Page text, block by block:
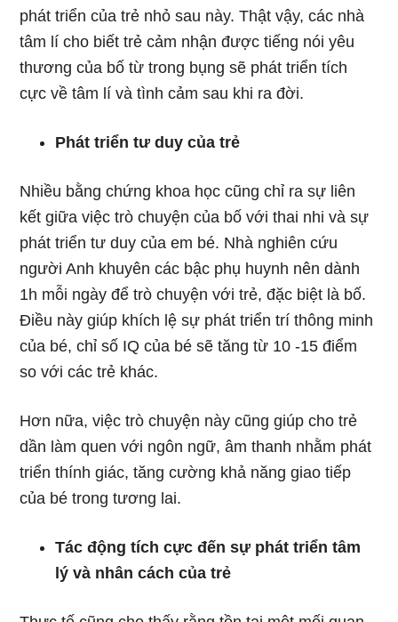
phát triển của trẻ nhỏ sau này. Thật vậy, các nhà
tâm lí cho biết trẻ cảm nhận được tiếng nói yêu
thương của bố từ trong bụng sẽ phát triển tích
cực về tâm lí và tình cảm sau khi ra đời.
Phát triển tư duy của trẻ
Nhiều bằng chứng khoa học cũng chỉ ra sự liên
kết giữa việc trò chuyện của bố với thai nhi và sự
phát triển tư duy của em bé. Nhà nghiên cứu
người Anh khuyên các bậc phụ huynh nên dành
1h mỗi ngày để trò chuyện với trẻ, đặc biệt là bố.
Điều này giúp khích lệ sự phát triển trí thông minh
của bé, chỉ số IQ của bé sẽ tăng từ 10 -15 điểm
so với các trẻ khác.
Hơn nữa, việc trò chuyện này cũng giúp cho trẻ
dần làm quen với ngôn ngữ, âm thanh nhằm phát
triển thính giác, tăng cường khả năng giao tiếp
của bé trong tương lai.
Tác động tích cực đến sự phát triển tâm
lý và nhân cách của trẻ